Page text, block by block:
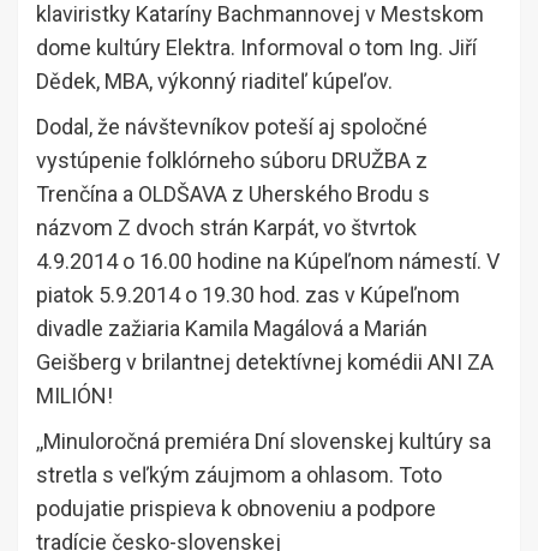
klaviristky Kataríny Bachmannovej v Mestskom
dome kultúry Elektra. Informoval o tom Ing. Jiří
Dědek, MBA, výkonný riaditeľ kúpeľov.
Dodal, že návštevníkov poteší aj spoločné
vystúpenie folklórneho súboru DRUŽBA z
Trenčína a OLDŠAVA z Uherského Brodu s
názvom Z dvoch strán Karpát, vo štvrtok
4.9.2014 o 16.00 hodine na Kúpeľnom námestí. V
piatok 5.9.2014 o 19.30 hod. zas v Kúpeľnom
divadle zažiaria Kamila Magálová a Marián
Geišberg v brilantnej detektívnej komédii ANI ZA
MILIÓN!
,,Minuloročná premiéra Dní slovenskej kultúry sa
stretla s veľkým záujmom a ohlasom. Toto
podujatie prispieva k obnoveniu a podpore
tradície česko-slovenskej